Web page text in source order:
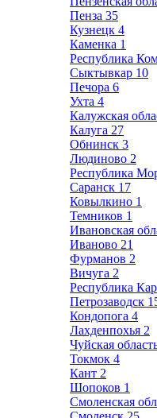
Пенза 35
Кузнецк 4
Каменка 1
Республика
Сыктывкар 10
Печора 6
Ухта 4
Калужская
Калуга 27
Обнинск 3
Людиново 2
Республика
Саранск 17
Ковылкино 1
Темников 1
Ивановская
Иваново 21
Фурманов 2
Вичуга 2
Республика
Петрозаводск
Кондопога 4
Лахденпохья 2
Чуйская
Токмок 4
Кант 2
Шопоков 1
Смоленская